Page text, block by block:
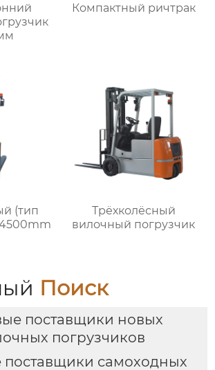
Компактный ричтрак
(тип
Трёхколёсный
вилочный погрузчик
Поиск
поставщики новых
погрузчиков
самоходных